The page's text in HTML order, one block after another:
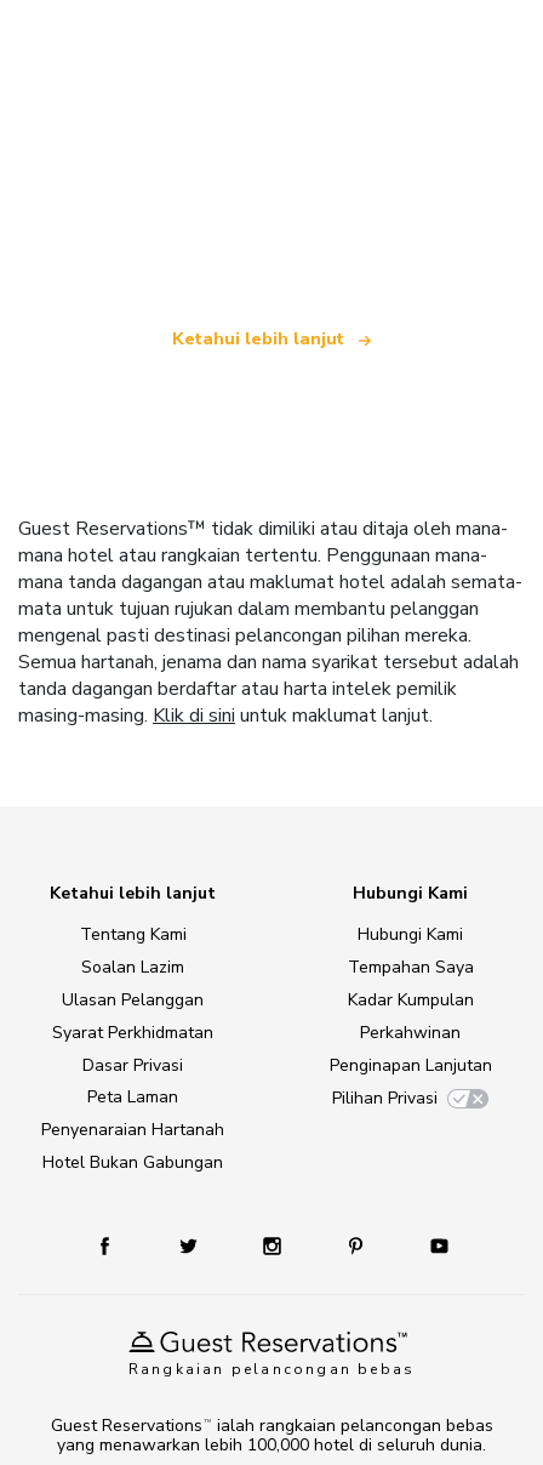
Ketahui lebih lanjut
Guest Reservations™ tidak dimiliki atau ditaja oleh mana-
mana hotel atau rangkaian tertentu. Penggunaan mana-
mana tanda dagangan atau maklumat hotel adalah semata-
mata untuk tujuan rujukan dalam membantu pelanggan
mengenal pasti destinasi pelancongan pilihan mereka.
Semua hartanah, jenama dan nama syarikat tersebut adalah
tanda dagangan berdaftar atau harta intelek pemilik
masing-masing. Klik di sini untuk maklumat lanjut.
Rangkaian pelancongan bebas
Ketahui lebih lanjut
Tentang Kami
Soalan Lazim
Ulasan Pelanggan
Syarat Perkhidmatan
Dasar Privasi
Peta Laman
Penyenaraian Hartanah
Hotel Bukan Gabungan
Hubungi Kami
Hubungi Kami
Tempahan Saya
Kadar Kumpulan
Perkahwinan
Penginapan Lanjutan
Pilihan Privasi
Guest Reservations TM
ialah rangkaian pelancongan bebas
yang menawarkan lebih 100,000 hotel di seluruh dunia.